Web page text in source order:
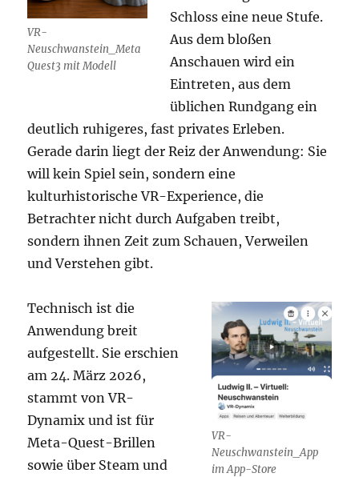
VR-
Neuschwanstein_Meta
Quest3 mit Modell
Schloss eine neue Stufe.
Aus dem bloßen
Anschauen wird ein
Eintreten, aus dem
üblichen Rundgang ein
deutlich ruhigeres, fast privates Erleben.
Gerade darin liegt der Reiz der Anwendung: Sie
will kein Spiel sein, sondern eine
kulturhistorische VR-Experience, die
Betrachter nicht durch Aufgaben treibt,
sondern ihnen Zeit zum Schauen, Verweilen
und Verstehen gibt.
VR-
Neuschwanstein_App
im App-Store
Technisch ist die
Anwendung breit
aufgestellt. Sie erschien
am 24. März 2026,
stammt von VR-
Dynamix und ist für
Meta-Quest-Brillen
sowie über Steam und